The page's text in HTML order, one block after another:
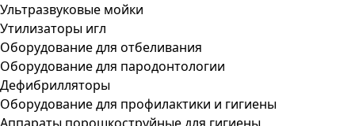
Ультразвуковые мойки
Утилизаторы игл
Оборудование для отбеливания
Оборудование для пародонтологии
Дефибрилляторы
Оборудование для профилактики и гигиены